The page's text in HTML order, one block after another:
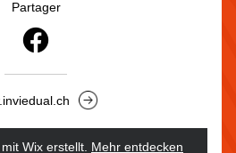
Partager
Wix erstellt. Mehr entdecken